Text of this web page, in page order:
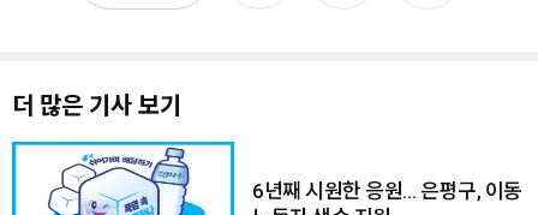
더 많은 기사 보기
6년째 시원한 응원… 은평구, 이동